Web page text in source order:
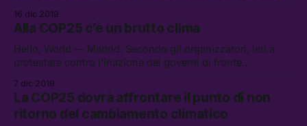
16 dic 2019
Alla COP25 c’è un brutto clima
Hello, World — Madrid. Secondo gli organizzatori, ieri a
protestare contro l’inazione dei governi di fronte
7 dic 2019
La COP25 dovrà affrontare il punto di non
ritorno del cambiamento climatico